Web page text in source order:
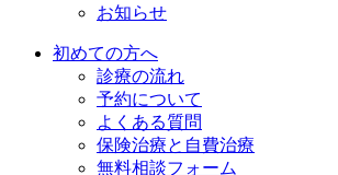
お知らせ
初めての方へ
診療の流れ
予約について
よくある質問
保険治療と自費治療
無料相談フォーム